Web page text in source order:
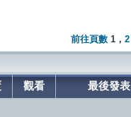
前往頁數 1 ， 2
觀看 最後發表